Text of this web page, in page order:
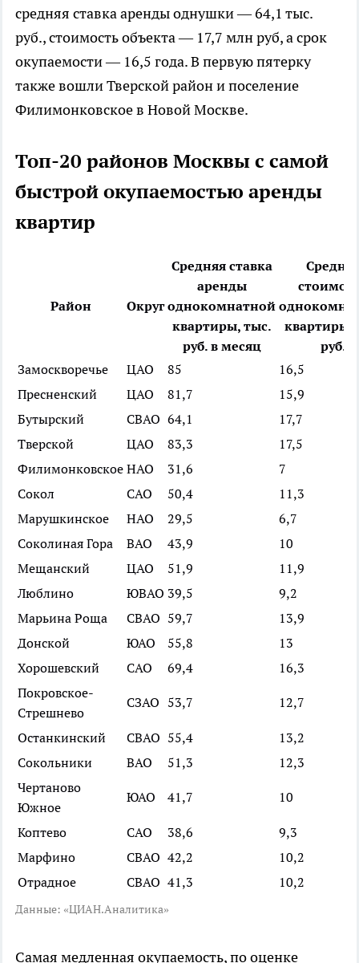
средняя ставка аренды однушки — 64,1 тыс.
руб., стоимость объекта — 17,7 млн руб, а срок
окупаемости — 16,5 года. В первую пятерку
также вошли Тверской район и поселение
Филимонковское в Новой Москве.
Топ-20 районов Москвы с самой
быстрой окупаемостью аренды
квартир
Район Округ
Средняя ставка
аренды
однокомнатной
квартиры, тыс.
руб. в месяц
квартиры,
руб.
Замоскворечье
ЦАО 85
16,5
Пресненский
ЦАО 81,7
15,9
Бутырский
СВАО 64,1
17,7
Тверской
ЦАО 83,3
17,5
Филимонковское НАО 31,6
7
Сокол
САО 50,4
11,3
Марушкинское
НАО 29,5
6,7
Соколиная Гора
ВАО 43,9
10
Мещанский
ЦАО 51,9
11,9
Люблино
ЮВАО 39,5
9,2
Марьина Роща
СВАО 59,7
13,9
Донской
ЮАО 55,8
13
Хорошевский
САО 69,4
16,3
Покровское-
Стрешнево
СЗАО 53,7 12,7
Останкинский СВАО 55,4
13,2
Сокольники
ВАО 51,3
12,3
Чертаново
Южное
ЮАО 41,7 10
Коптево САО 38,6
9,3
Марфино
СВАО 42,2
10,2
Отрадное
СВАО 41,3 10,2
Данные: «ЦИАН.Аналитика»
Самая медленная окупаемость, по оценке